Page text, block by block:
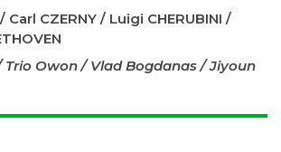
Carl CZERNY / Luigi CHERUBINI /
Trio Owon / Vlad Bogdanas / Jiyoun